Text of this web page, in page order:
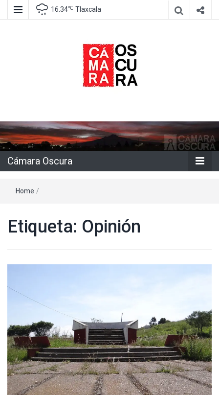
16.34℃ Tlaxcala
Cámara
Oscura
Cámara Oscura
Home /
Etiqueta: Opinión